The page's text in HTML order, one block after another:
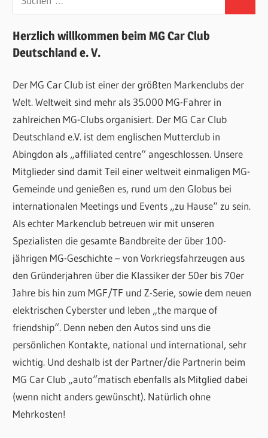
nach:
Herzlich willkommen beim MG Car Club
Deutschland e. V.
Der MG Car Club ist einer der größten Markenclubs der
Welt. Weltweit sind mehr als 35.000 MG-Fahrer in
zahlreichen MG-Clubs organisiert. Der MG Car Club
Deutschland e.V. ist dem englischen Mutterclub in
Abingdon als „affiliated centre“ angeschlossen. Unsere
Mitglieder sind damit Teil einer weltweit einmaligen MG-
Gemeinde und genießen es, rund um den Globus bei
internationalen Meetings und Events „zu Hause“ zu sein.
Als echter Markenclub betreuen wir mit unseren
Spezialisten die gesamte Bandbreite der über 100-
jährigen MG-Geschichte – von Vorkriegsfahrzeugen aus
den Gründerjahren über die Klassiker der 50er bis 70er
Jahre bis hin zum MGF/TF und Z-Serie, sowie dem neuen
elektrischen Cyberster und leben „the marque of
friendship“. Denn neben den Autos sind uns die
persönlichen Kontakte, national und international, sehr
wichtig. Und deshalb ist der Partner/die Partnerin beim
MG Car Club „auto“matisch ebenfalls als Mitglied dabei
(wenn nicht anders gewünscht). Natürlich ohne
Mehrkosten!